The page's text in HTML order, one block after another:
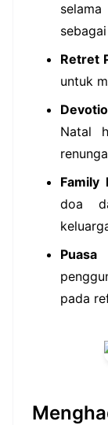
Retret
untuk
Natal
Family
doa
pada